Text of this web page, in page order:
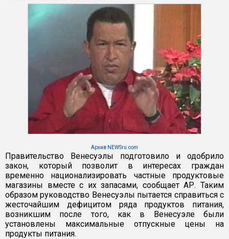
Архив NEWSru.com
Правительство Венесуэлы подготовило и одобрило
закон, который позволит в интересах граждан
временно национализировать частные продуктовые
магазины вместе с их запасами, сообщает АР. Таким
образом руководство Венесуэлы пытается справиться с
жесточайшим дефицитом ряда продуктов питания,
возникшим после того, как в Венесуэле были
установлены максимальные отпускные цены на
продукты питания.